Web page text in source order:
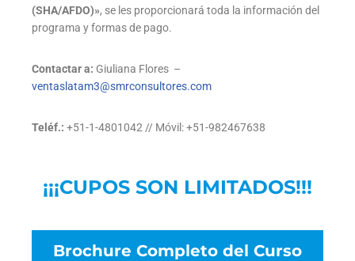
(SHA/AFDO)», se les proporcionará toda la información del
programa y formas de pago.
Contactar a: Giuliana Flores –
ventaslatam3@smrconsultores.com
Teléf.: +51-1-4801042 // Móvil: +51-982467638
¡¡¡CUPOS SON LIMITADOS!!!
Brochure Completo del Curso